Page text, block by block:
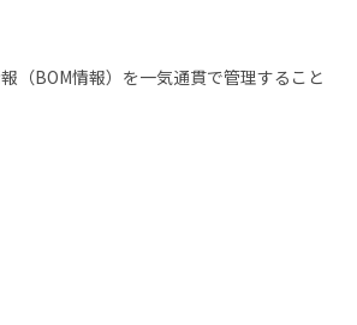
（BOM情報）を一気通貫で管理すること